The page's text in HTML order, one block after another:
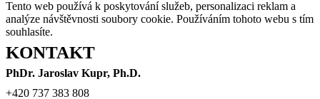
Tento web používá k poskytování služeb, personalizaci reklam a
analýze návštěvnosti soubory cookie. Používáním tohoto webu s tím
souhlasíte.
KONTAKT
PhDr. Jaroslav Kupr, Ph.D.
+420 737 383 808